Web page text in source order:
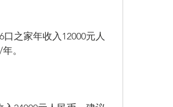
之家年收入12000元人
。